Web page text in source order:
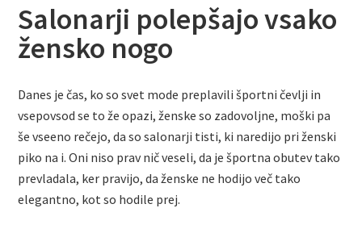
Salonarji polepšajo vsako
žensko nogo
Danes je čas, ko so svet mode preplavili športni čevlji in
vsepovsod se to že opazi, ženske so zadovoljne, moški pa
še vseeno rečejo, da so salonarji tisti, ki naredijo pri ženski
piko na i. Oni niso prav nič veseli, da je športna obutev tako
prevladala, ker pravijo, da ženske ne hodijo več tako
elegantno, kot so hodile prej.